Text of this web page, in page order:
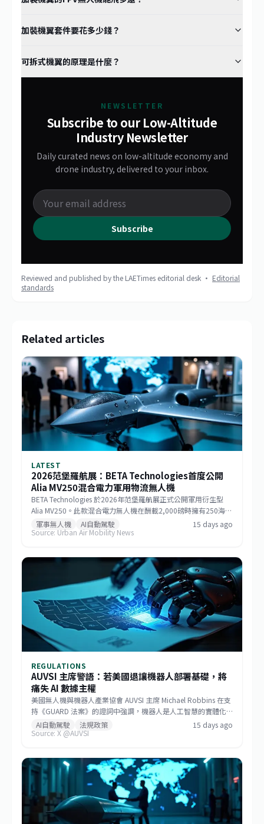
加裝機翼套件要花多少錢？
可拆式機翼的原理是什麼？
NEWSLETTER
Subscribe to our Low-Altitude
Industry Newsletter
Daily curated news on low-altitude economy and
drone industry, delivered to your inbox.
Subscribe
Reviewed and published by the LAETimes editorial desk · Editorial
standards
Related articles
LATEST
2026范堡羅航展：BETA Technologies首度公開
Alia MV250混合電力軍用物流無人機
BETA Technologies 於2026年范堡羅航展正式公開軍用衍生型
Alia MV250。此款混合電力無人機在酬載2,000磅時擁有250海里
戰術航程，若酬載減至1,000磅則任務半徑可達750海里，巡航速
度逾170節。該機整合GE Aerospace研發的渦輪發電機與
換任務模組。BETA強調，相較於傾轉旋翼機，MV250能以更低成
本提供更遠、更快的運補能力，滿足未來分散式作戰需求。
軍事無人機 AI自動駕駛
15 days ago
Source: Urban Air Mobility News
REGULATIONS
AUVSI 主席警語：若美國退讓機器人部署基礎，將
痛失 AI 數據主權
美國無人機與機器人產業協會 AUVSI 主席 Michael Robbins 在支
持《GUARD 法案》的證詞中強調，機器人是人工智慧的實體化
身，若美國將機器人部署的基礎設施讓給中國，無異於直接交出
建構 AI 領導地位所仰賴的大數據。此聽證會旨在推動立法，確保
AI自動駕駛 法規政策
15 days ago
Source: X @AUVSI